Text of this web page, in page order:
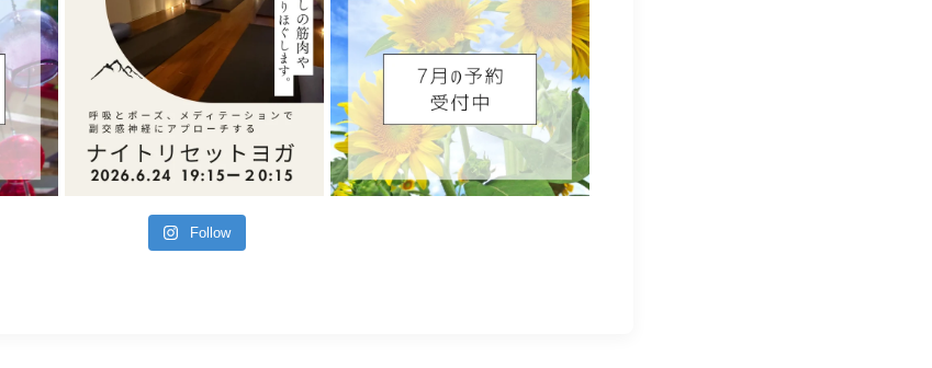
Follow